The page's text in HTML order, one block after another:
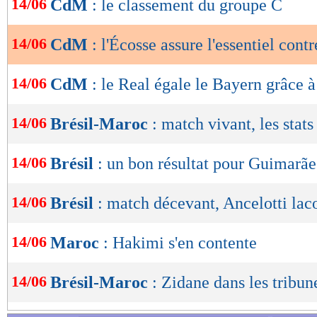
Haiti -
POSSESSION
54 %
PASSES
431
de
OK
14/06 CdM : le classement du groupe C
14/06 CdM : l'Écosse assure l'essentiel
14/06 CdM : le Real égale le Bayern grâce
14/06 Brésil-Maroc : match vivant, les
14/06 Brésil : un bon résultat pour
14/06 Brésil : match décevant, Ancelotti
14/06 Maroc : Hakimi s'en contente
14/06 Brésil-Maroc : Zidane dans les